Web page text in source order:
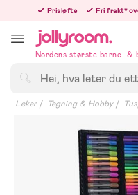
innehållet
Prisløfte Fri frakt*
Nordens største barne- &
Leker Tegning & Hobby